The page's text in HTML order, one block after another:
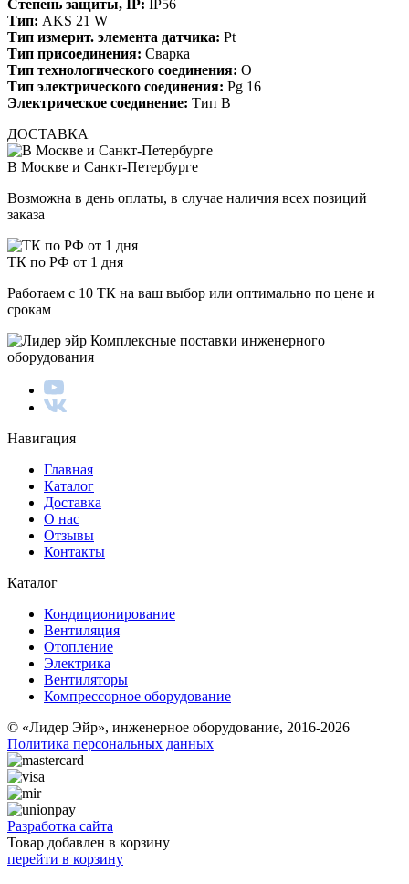
Степень защиты, IP: IP56
Тип: AKS 21 W
Тип измерит. элемента датчика: Pt
Тип присоединения: Сварка
Тип технологического соединения: O
Тип электрического соединения: Pg 16
Электрическое соединение: Тип B
ДОСТАВКА
В Москве и Санкт-Петербурге
Возможна в день оплаты, в случае наличия всех позиций
заказа
ТК по РФ от 1 дня
Работаем с 10 ТК на ваш выбор или оптимально по цене и
срокам
Комплексные поставки инженерного
оборудования
Навигация
Главная
Каталог
Доставка
О нас
Отзывы
Контакты
Каталог
Кондиционирование
Вентиляция
Отопление
Электрика
Вентиляторы
Компрессорное оборудование
© «Лидер Эйр», инженерное оборудование, 2016-2026
Политика персональных данных
Разработка сайта
Товар добавлен в корзину
перейти в корзину